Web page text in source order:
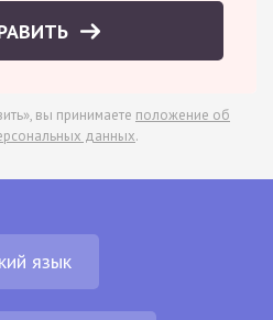
вы принимаете положение об
данных.
язык